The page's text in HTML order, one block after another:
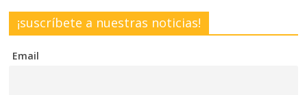
¡suscríbete a nuestras noticias!
Email